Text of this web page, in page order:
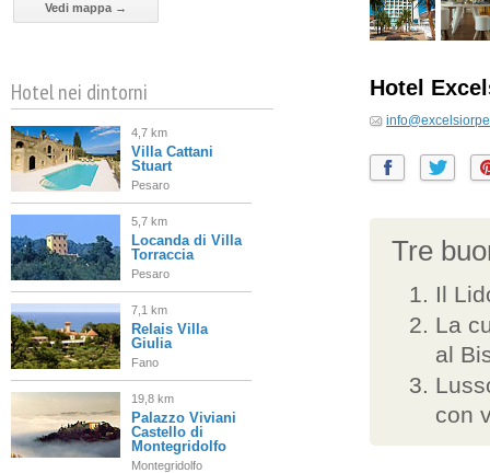
Hotel
Tre
Il
La
al
con
Vedi mappa →
Hotel nei dintorni
4,7 km
Villa Cattani
Stuart
Pesaro
5,7 km
Locanda di Villa
Torraccia
Pesaro
7,1 km
Relais Villa
Giulia
Fano
19,8 km
Palazzo Viviani
Castello di
Montegridolfo
Montegridolfo